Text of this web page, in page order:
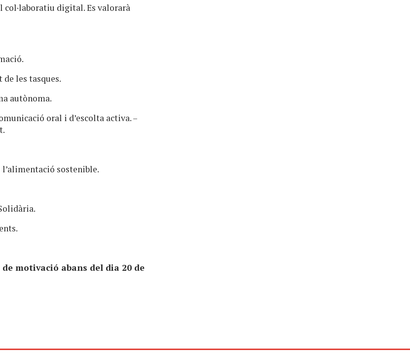
col·laboratiu digital. Es valorarà
les tasques.
autònoma.
oral i d’escolta activa. –
sostenible.
motivació abans del dia 20 de